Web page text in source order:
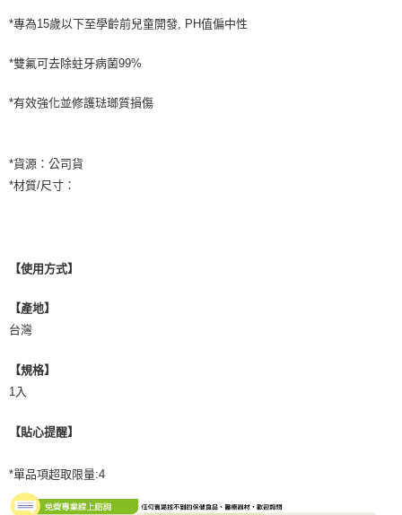
*專為15歲以下至學齡前兒童開發, PH值偏中性
*雙氟可去除蛀牙病菌99%
*有效強化並修護琺瑯質損傷
*貨源：公司貨
*材質/尺寸：
【使用方式】
【產地】
台灣
【規格】
1入
【貼心提醒】
*單品項超取限量:4